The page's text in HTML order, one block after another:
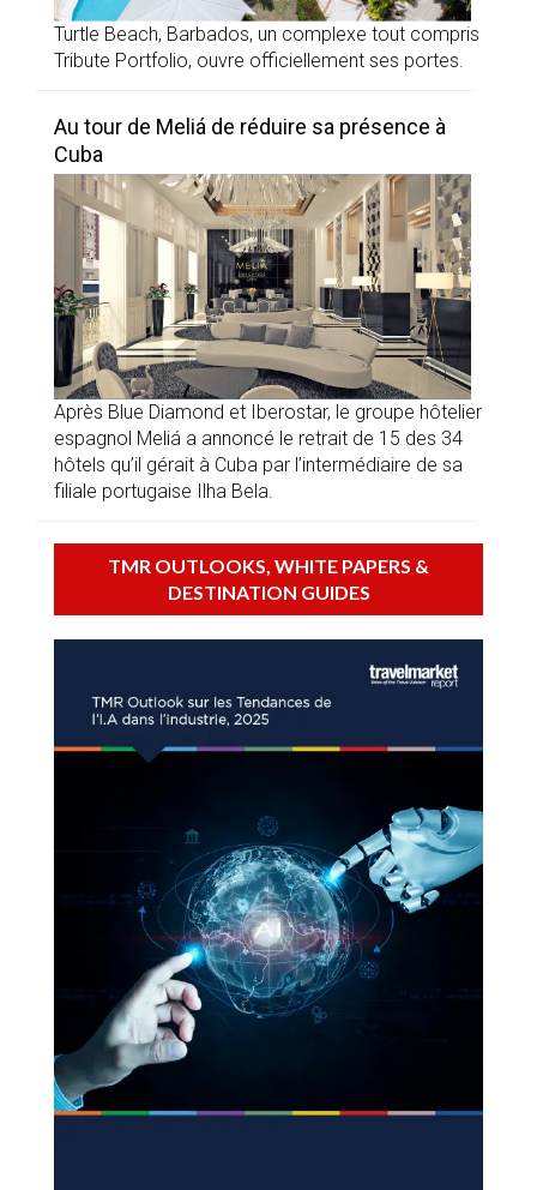
Turtle Beach, Barbados, un complexe tout compris
Tribute Portfolio, ouvre officiellement ses portes.
Au tour de Meliá de réduire sa présence à
Cuba
Après Blue Diamond et Iberostar, le groupe hôtelier
espagnol Meliá a annoncé le retrait de 15 des 34
hôtels qu’il gérait à Cuba par l’intermédiaire de sa
filiale portugaise Ilha Bela.
TMR OUTLOOKS, WHITE PAPERS &
DESTINATION GUIDES